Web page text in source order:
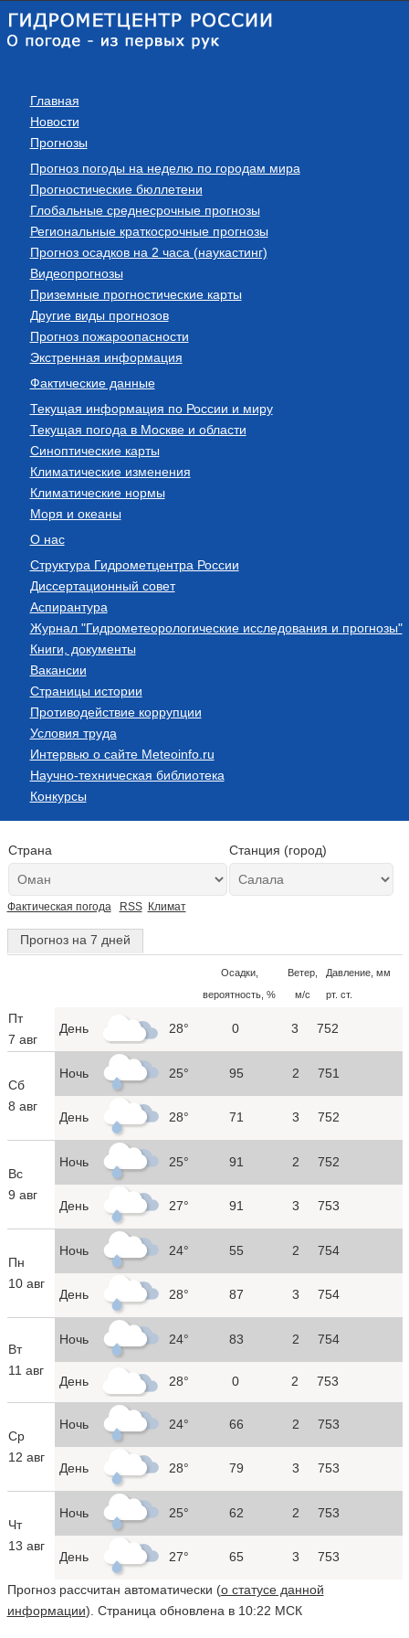
Главная
Новости
Прогнозы
Прогноз погоды на неделю по городам мира
Прогностические бюллетени
Глобальные среднесрочные прогнозы
Региональные краткосрочные прогнозы
Прогноз осадков на 2 часа (наукастинг)
Видеопрогнозы
Приземные прогностические карты
Другие виды прогнозов
Прогноз пожароопасности
Экстренная информация
Фактические данные
Текущая информация по России и миру
Текущая погода в Москве и области
Синоптические карты
Климатические изменения
Климатические нормы
Моря и океаны
О нас
Структура Гидрометцентра России
Диссертационный совет
Аспирантура
Журнал "Гидрометеорологические исследования и прогнозы"
Книги, документы
Вакансии
Страницы истории
Противодействие коррупции
Условия труда
Интервью о сайте Meteoinfo.ru
Научно-техническая библиотека
Конкурсы
Страна Станция (город)
Фактическая погода RSS Климат
Прогноз на 7 дней
Осадки,
вероятность, %
Ветер,
м/с
Давление, мм
рт. ст.
Пт
7 авг
День 28° 0 3 752
Сб
8 авг
Ночь 25° 95 2 751
День 28° 71 3 752
Вс
9 авг
Ночь 25° 91 2 752
День 27° 91 3 753
Пн
10 авг
Ночь 24° 55 2 754
День 28° 87 3 754
Вт
11 авг
Ночь 24° 83 2 754
День 28° 0 2 753
Ср
12 авг
Ночь 24° 66 2 753
День 28° 79 3 753
Чт
13 авг
Ночь 25° 62 2 753
День 27° 65 3 753
Прогноз рассчитан автоматически (о статусе данной
информации). Страница обновлена в 10:22 МСК